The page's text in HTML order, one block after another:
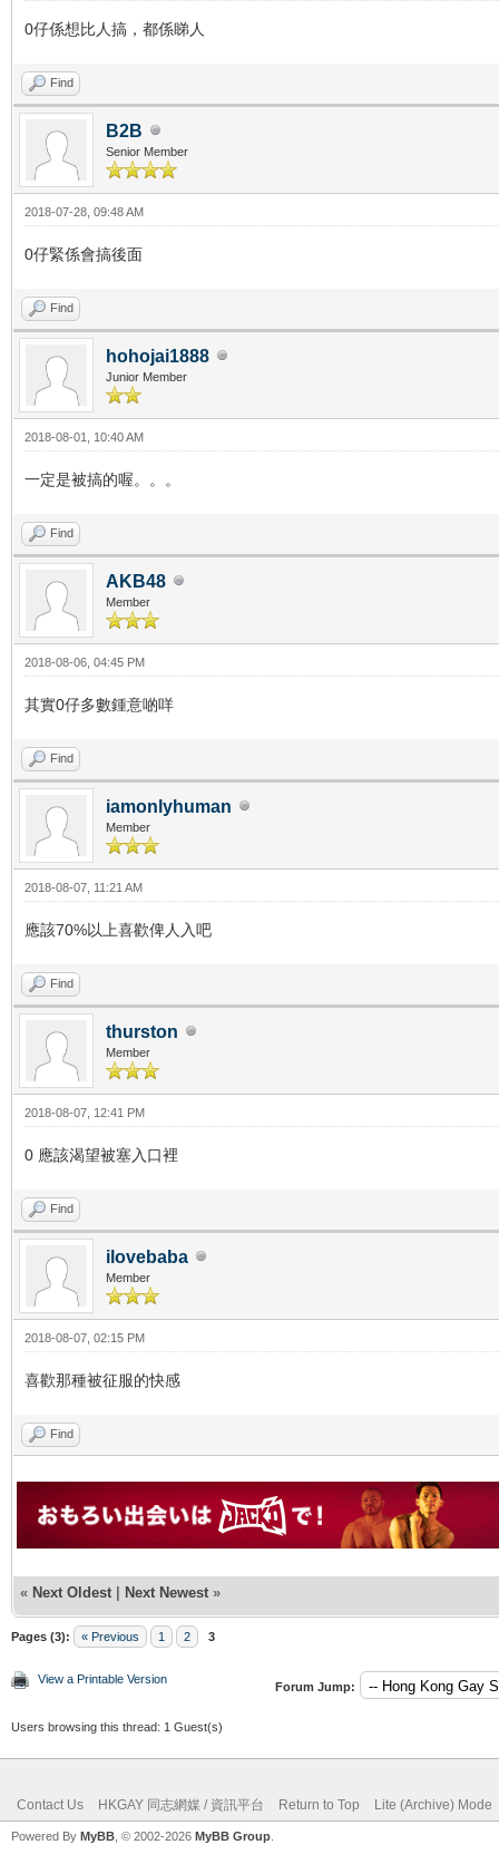
0仔係想比人搞，都係睇人
Find
B2B
Senior Member
2018-07-28, 09:48 AM
0仔緊係會搞後面
Find
hohojai1888
Junior Member
2018-08-01, 10:40 AM
一定是被搞的喔。。。
Find
AKB48
Member
2018-08-06, 04:45 PM
其實0仔多數鍾意啲咩
Find
iamonlyhuman
Member
2018-08-07, 11:21 AM
應該70%以上喜歡俾人入吧
Find
thurston
Member
2018-08-07, 12:41 PM
0 應該渴望被塞入口裡
Find
ilovebaba
Member
2018-08-07, 02:15 PM
喜歡那種被征服的快感
Find
« Next Oldest | Next Newest »
Pages (3): « Previous 1 2 3
View a Printable Version
Forum Jump:
Users browsing this thread: 1 Guest(s)
Contact Us HKGAY 同志網媒 / 資訊平台 Return to Top Lite (Archive) Mode
Powered By MyBB , © 2002-2026 MyBB Group